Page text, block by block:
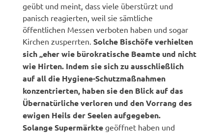
geübt und meint, dass viele überstürzt und
panisch reagierten, weil sie sämtliche
öffentlichen Messen verboten haben und sogar
Kirchen zusperrten.Solche Bischöfe verhielten
sich „eher wie bürokratische Beamte und nicht
wie Hirten. Indem sie sich zu ausschließlich
auf all die Hygiene-Schutzmaßnahmen
konzentrierten, haben sie den Blick auf das
Übernatürliche verloren und den Vorrang des
ewigen Heils der Seelen aufgegeben.
Solange Supermärktegeöffnet haben und